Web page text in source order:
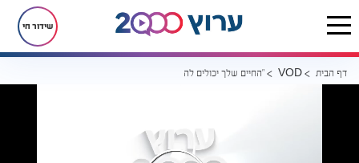
שידור חי
דף הבית VOD "החיים שלך יכולים להשתנות היום": כך זוכים לישועות מעל הטבע